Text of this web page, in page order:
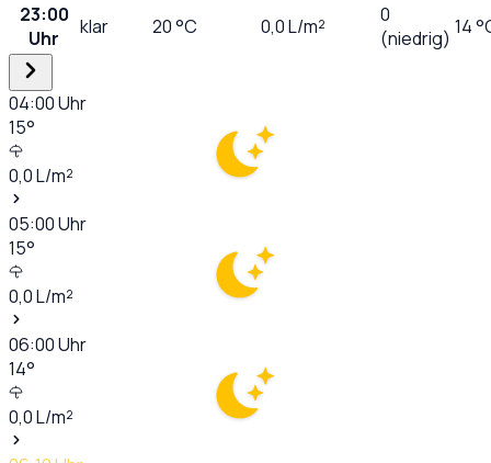
23:00
Uhr
klar 20°C 0,0L/m²
0
(niedrig) 14
04:00Uhr
15°
0,0L/m²
05:00Uhr
15°
0,0L/m²
06:00Uhr
14°
0,0L/m²